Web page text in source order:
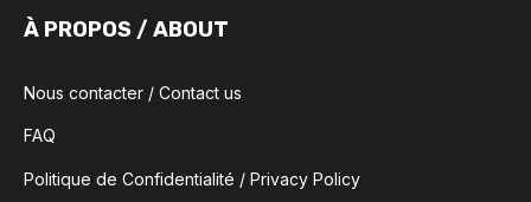
À PROPOS / ABOUT
Nous contacter / Contact us
FAQ
Politique de Confidentialité / Privacy Policy